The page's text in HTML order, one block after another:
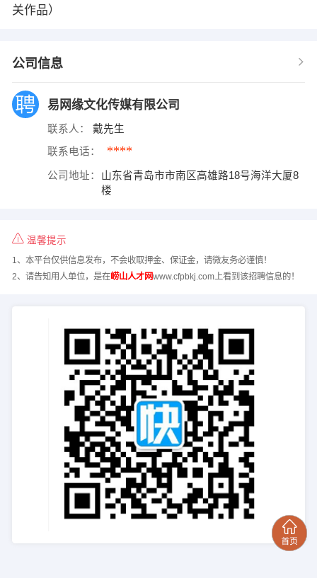
关作品）
公司信息
易网缘文化传媒有限公司
联系人： 戴先生
联系电话： ****
公司地址：
山东省青岛市市南区高雄路18号海洋大厦8
楼
温馨提示
1、本平台仅供信息发布，不会收取押金、保证金，请微友务必谨慎！
2、请告知用人单位，是在崂山人才网www.cfpbkj.com上看到该招聘信息的！